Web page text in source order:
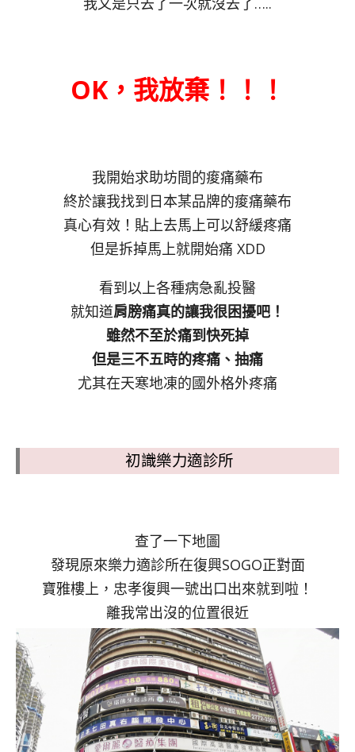
OK，我放棄！！！
我開始求助坊間的痠痛藥布
終於讓我找到日本某品牌的痠痛藥布
真心有效！貼上去馬上可以舒緩疼痛
但是拆掉馬上就開始痛 XDD
看到以上各種病急亂投醫
就知道肩膀痛真的讓我很困擾吧！
雖然不至於痛到快死掉
但是三不五時的疼痛、抽痛
尤其在天寒地凍的國外格外疼痛
初識樂力適診所
查了一下地圖
發現原來樂力適診所在復興SOGO正對面
寶雅樓上，忠孝復興一號出口出來就到啦！
離我常出沒的位置很近